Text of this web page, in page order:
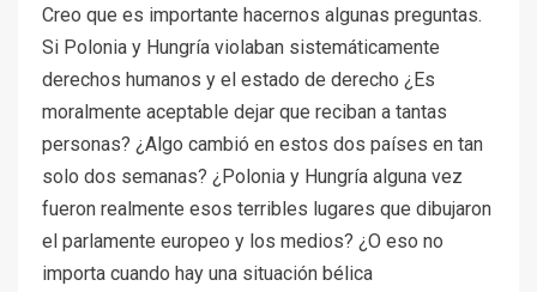
Creo que es importante hacernos algunas preguntas.
Si Polonia y Hungría violaban sistemáticamente
derechos humanos y el estado de derecho ¿Es
moralmente aceptable dejar que reciban a tantas
personas? ¿Algo cambió en estos dos países en tan
solo dos semanas? ¿Polonia y Hungría alguna vez
fueron realmente esos terribles lugares que dibujaron
el parlamente europeo y los medios? ¿O eso no
importa cuando hay una situación bélica